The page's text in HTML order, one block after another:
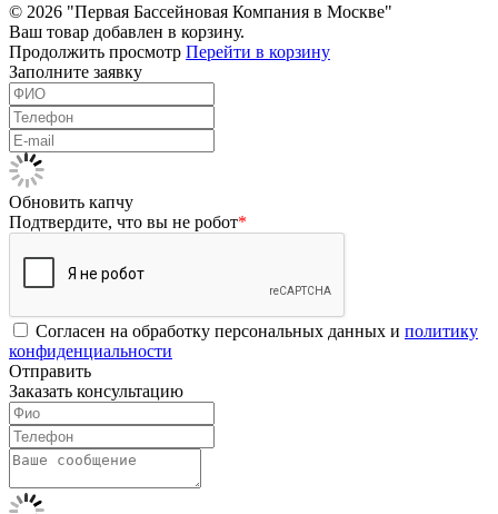
© 2026 "Первая Бассейновая Компания в Москве"
Ваш товар добавлен в корзину.
Продолжить просмотр Перейти в корзину
Заполните заявку
Обновить капчу
Подтвердите, что вы не робот*
Согласен на обработку персональных данных и политику
конфиденциальности
Отправить
Заказать консультацию